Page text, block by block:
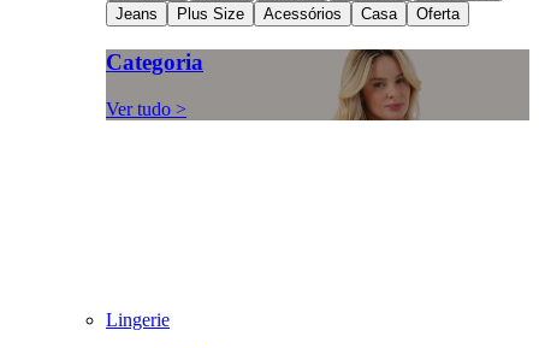
Jeans
Plus Size Acessórios Casa Oferta
Categoria
Ver tudo >
Lingerie